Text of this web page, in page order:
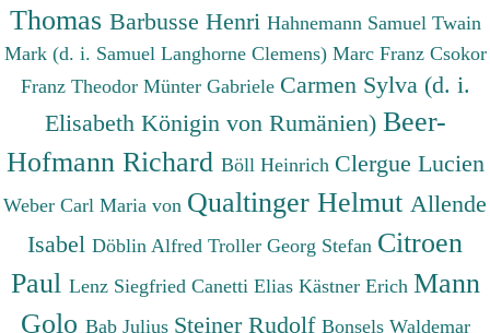
Thomas Barbusse Henri Hahnemann Samuel Twain
Mark (d. i. Samuel Langhorne Clemens) Marc Franz Csokor
Franz Theodor Münter Gabriele Carmen Sylva (d. i.
Elisabeth Königin von Rumänien) Beer-
Hofmann Richard Böll Heinrich Clergue Lucien
Weber Carl Maria von Qualtinger Helmut Allende
Isabel Döblin Alfred Troller Georg Stefan Citroen
Paul Lenz Siegfried Canetti Elias Kästner Erich Mann
Golo Bab Julius Steiner Rudolf Bonsels Waldemar